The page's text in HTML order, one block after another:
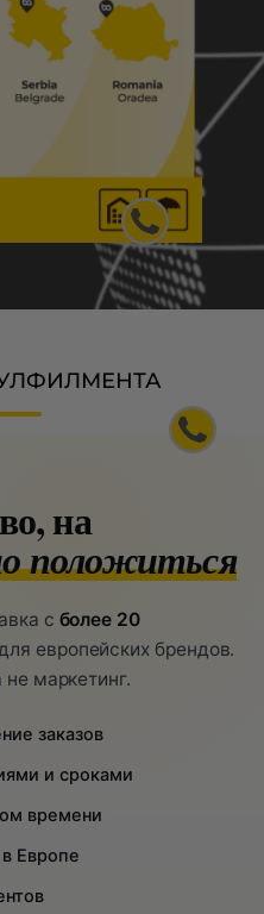
на
положиться
с более 20
европейских брендов.
маркетинг.
заказов
и сроками
времени
Европе